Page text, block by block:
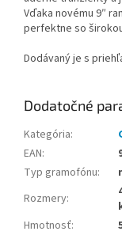
Vďaka novému 9″
perfektne so
Dodávaný je s
Dodatočné
Kategória:
EAN:
Typ gramofónu:
Rozmery:
Hmotnosť: